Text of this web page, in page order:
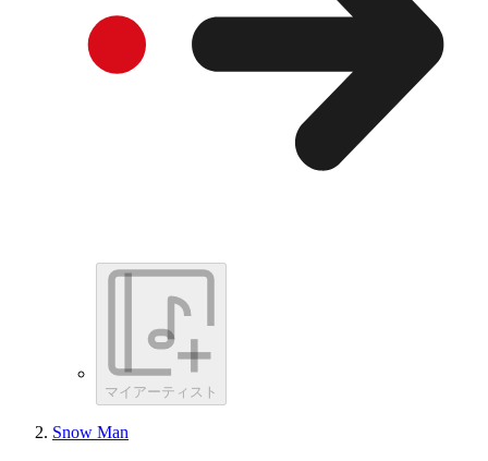
マイアーティスト
Snow Man